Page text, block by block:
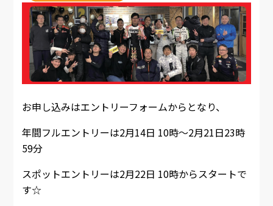
お申し込みはエントリーフォームからとなり、
年間フルエントリーは2月14日 10時～2月21日23時
59分
スポットエントリーは2月22日 10時からスタートで
す☆